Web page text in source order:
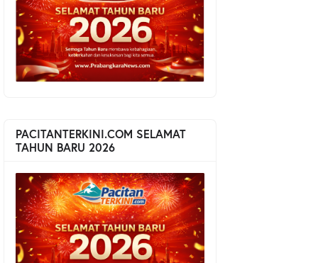
PACITANTERKINI.COM SELAMAT
TAHUN BARU 2026